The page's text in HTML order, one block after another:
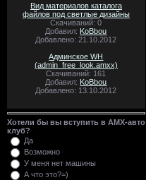
Вид материалов каталога
файлов под светлые дизайны
Скачиваний: 0
Добавил: KoBbou
Добавлено: 21.10.2012
Админское WH
(admin_free_look.amxx)
Скачиваний: 161
Добавил: KoBbou
Добавлено: 13.10.2012
Хотели бы вы вступить в AMX-авто
клуб?
Да
Возможно
У меня нет машины
А что это?=)